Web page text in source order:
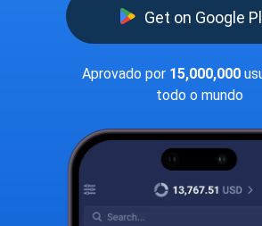
Get on Google
Aprovado por 15,000,000
todo o mundo